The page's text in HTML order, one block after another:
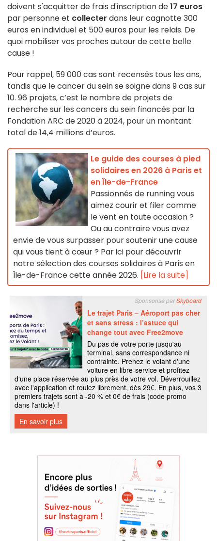
doivent s'acquitter de frais d'inscription de17 euros
par personne et collecter dans leur cagnotte 300
euros en individuel et 500 euros pour les relais. De
quoi mobiliser vos proches autour de cette belle
cause !
Pour rappel, 59 000 cas sont recensés tous les ans,
tandis que le cancer du sein se soigne dans 9 cas sur
10. 96 projets, c’est le nombre de projets de
recherche sur les cancers du sein financés par la
Fondation ARC de 2020 à 2024, pour un montant
total de 14,4 millions d’euros.
Le guide des courses à pied
solidaires en 2026 à Paris et
en Île-de-France
Passionnés de running vous
aimez courir et filer comme
le vent en toute occasion ?
Ou au contraire vous avez
envie de vous surpasser pour soutenir une cause
qui vous tient à cœur ? Par ici pour découvrir
notre sélection des courses solidaires à Paris en
Île-de-France cette année 2026. [Lire la suite]